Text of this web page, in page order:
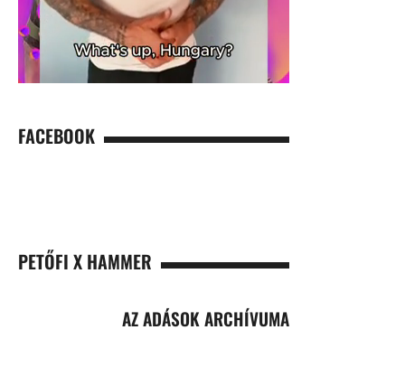
FACEBOOK
PETŐFI X HAMMER
AZ ADÁSOK ARCHÍVUMA